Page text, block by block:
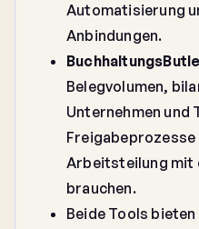
Automatisierung
Anbindungen.
Belegvolumen,
Unternehmen
Freigabeprozesse
Arbeitsteilung mit
brauchen.
Beide Tools